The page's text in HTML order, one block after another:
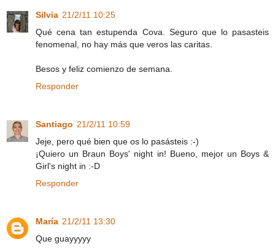
Silvia 21/2/11 10:25
Qué cena tan estupenda Cova. Seguro que lo pasasteis
fenomenal, no hay más que veros las caritas.
Besos y feliz comienzo de semana.
Responder
Santiago 21/2/11 10:59
Jeje, pero qué bien que os lo pasásteis :-)
¡Quiero un Braun Boys' night in! Bueno, mejor un Boys &
Girl's night in :-D
Responder
María 21/2/11 13:30
Que guayyyyy